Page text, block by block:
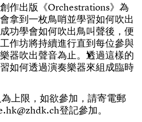
創作出版 《Orchestrations》 為
會拿到一枚鳥哨並學習如何吹出
成功學會如何吹出鳥叫聲後 ， 便
工作坊將持續進行直到每位參與
樂器吹出聲音為止。 透過這樣的
習如何透過演奏樂器來組成臨時
為上限 ， 如欲參加 ， 請寄電郵
.hk@zhdk.ch登記參加。